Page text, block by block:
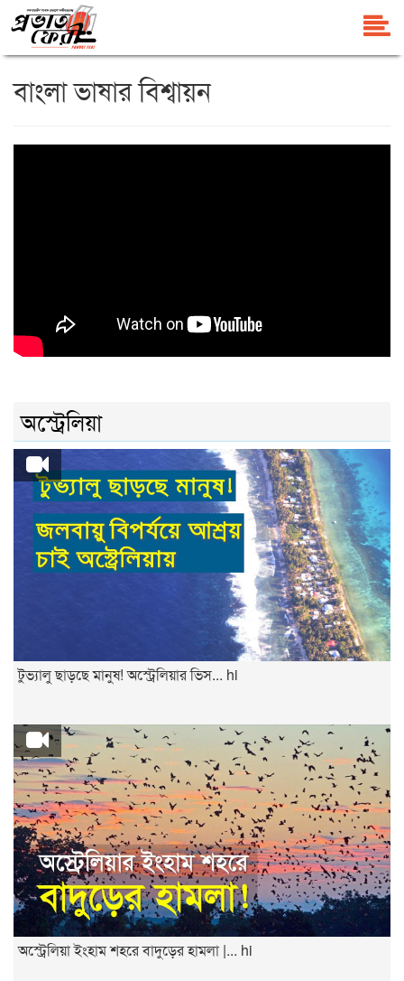
বাংলা ভাষার বিশ্বায়ন
অস্ট্রেলিয়া
টুভ্যালু ছাড়ছে মানুষ! অস্ট্রেলিয়ার ভিস... hi
অস্ট্রেলিয়া ইংহাম শহরে বাদুড়ের হামলা |... hi